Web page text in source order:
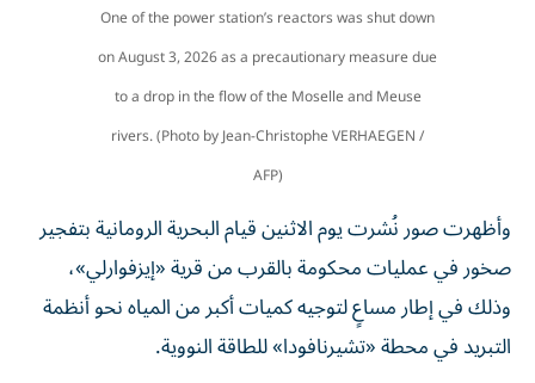
One of the power station’s reactors was shut down
on August 3, 2026 as a precautionary measure due
to a drop in the flow of the Moselle and Meuse
rivers. (Photo by Jean-Christophe VERHAEGEN /
AFP)
وأظهرت صور نُشرت يوم الاثنين قيام البحرية الرومانية بتفجير
صخور في عمليات محكومة بالقرب من قرية «إيزفوارلي»،
وذلك في إطار مساعٍ لتوجيه كميات أكبر من المياه نحو أنظمة
التبريد في محطة «تشيرنافودا» للطاقة النووية.